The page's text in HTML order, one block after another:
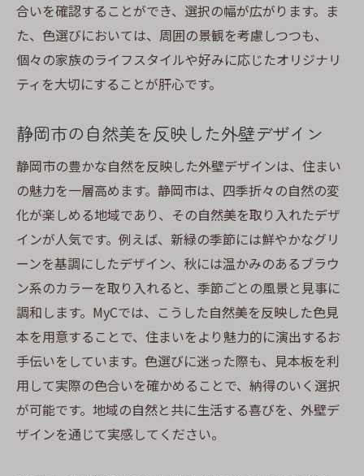
合いを確認することができ、選択の幅が広がります。ま
た、色選びにおいては、周囲の景観を考慮しつつも、
個々の家族のライフスタイルや好みに応じたオリジナリ
ティを大切にすることが肝心です。
静岡市の自然美を反映した外壁デザイン
静岡市の豊かな自然を反映した外壁デザインは、住まい
の魅力を一層高めます。静岡市は、四季折々の自然の変
化が楽しめる地域であり、その自然美を取り入れたデザ
インが人気です。例えば、新緑の季節には鮮やかなグリ
ーンを基調にしたデザイン、秋には温かみのあるブラウ
ン系のカラーを取り入れると、季節ごとの風景と見事に
調和します。MyCでは、こうした自然美を反映した色見
本を用意することで、住まいをより魅力的に演出するお
手伝いをしています。色選びに迷った際も、見本板を利
用して実際の色合いを確かめることで、納得のいく選択
が可能です。地域の自然と共に生活する喜びを、外壁デ
ザインを通じて実感してください。